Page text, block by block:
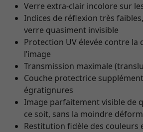
Verre extra-clair incolore sur
Indices de réflexion très
verre quasiment invisible
Protection UV élevée contre la
l’image
Transmission maximale
Couche protectrice
égratignures
Image parfaitement visible de
ce soit, sans la moindre
Restitution fidèle des couleurs